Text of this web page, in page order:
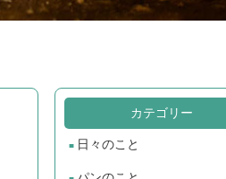
カテゴリー
日々のこと